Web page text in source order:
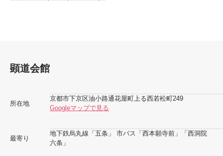
顕道会館
所在地
京都市下京区油小路通花屋町上る西若松町249
Googleマップで見る
最寄り
地下鉄烏丸線「五条」 市バス「西本願寺前」「西洞院
六条」